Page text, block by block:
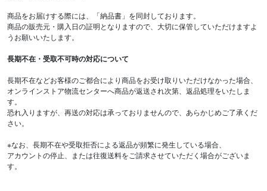
商品をお届けする際には、「納品書」を同封しております。
商品の販売元・購入日の証明となりますので、大切に保管していただけますよ
うお願いいたします。
長期不在・受取不可時の対応について
長期不在などお客様のご都合により商品をお受け取りいただけなかった場合、
オンラインストア物流センターへ商品が返送され次第、返品処理をいたしま
す。
恐れ入りますが、再送の対応は承っておりませんので、あらかじめご了承くだ
さい。
※なお、長期不在や受取拒否による返品が頻繁に発生している場合、
アカウントの停止、または往復送料をご請求させていただく場合がございま
す。